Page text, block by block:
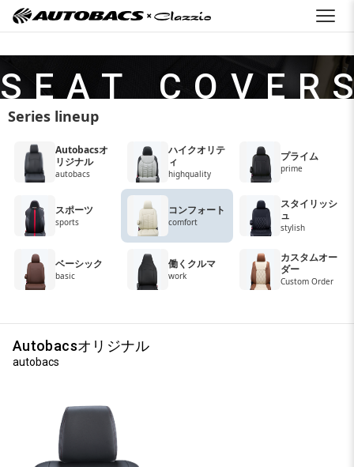
S E A T C O V E R S
Series lineup
Autobacsオ
リジナル
autobacs
ハイクオリテ
ィ
highquality
プライム
prime
スポーツ
sports
コンフォート
comfort
スタイリッシ
ュ
stylish
ベーシック
basic
働くクルマ
work
カスタムオー
ダー
Custom Order
Autobacsオリジナル
autobacs